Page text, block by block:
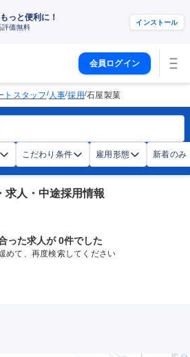
っと便利に！
評価無料
インストール
会員ログイン
トスタッフ/人事/採用/石屋製菓
こだわり条件 雇用形態 新着のみ
求人・中途採用情報
った求人が 0件でした
めて、再度検索してください